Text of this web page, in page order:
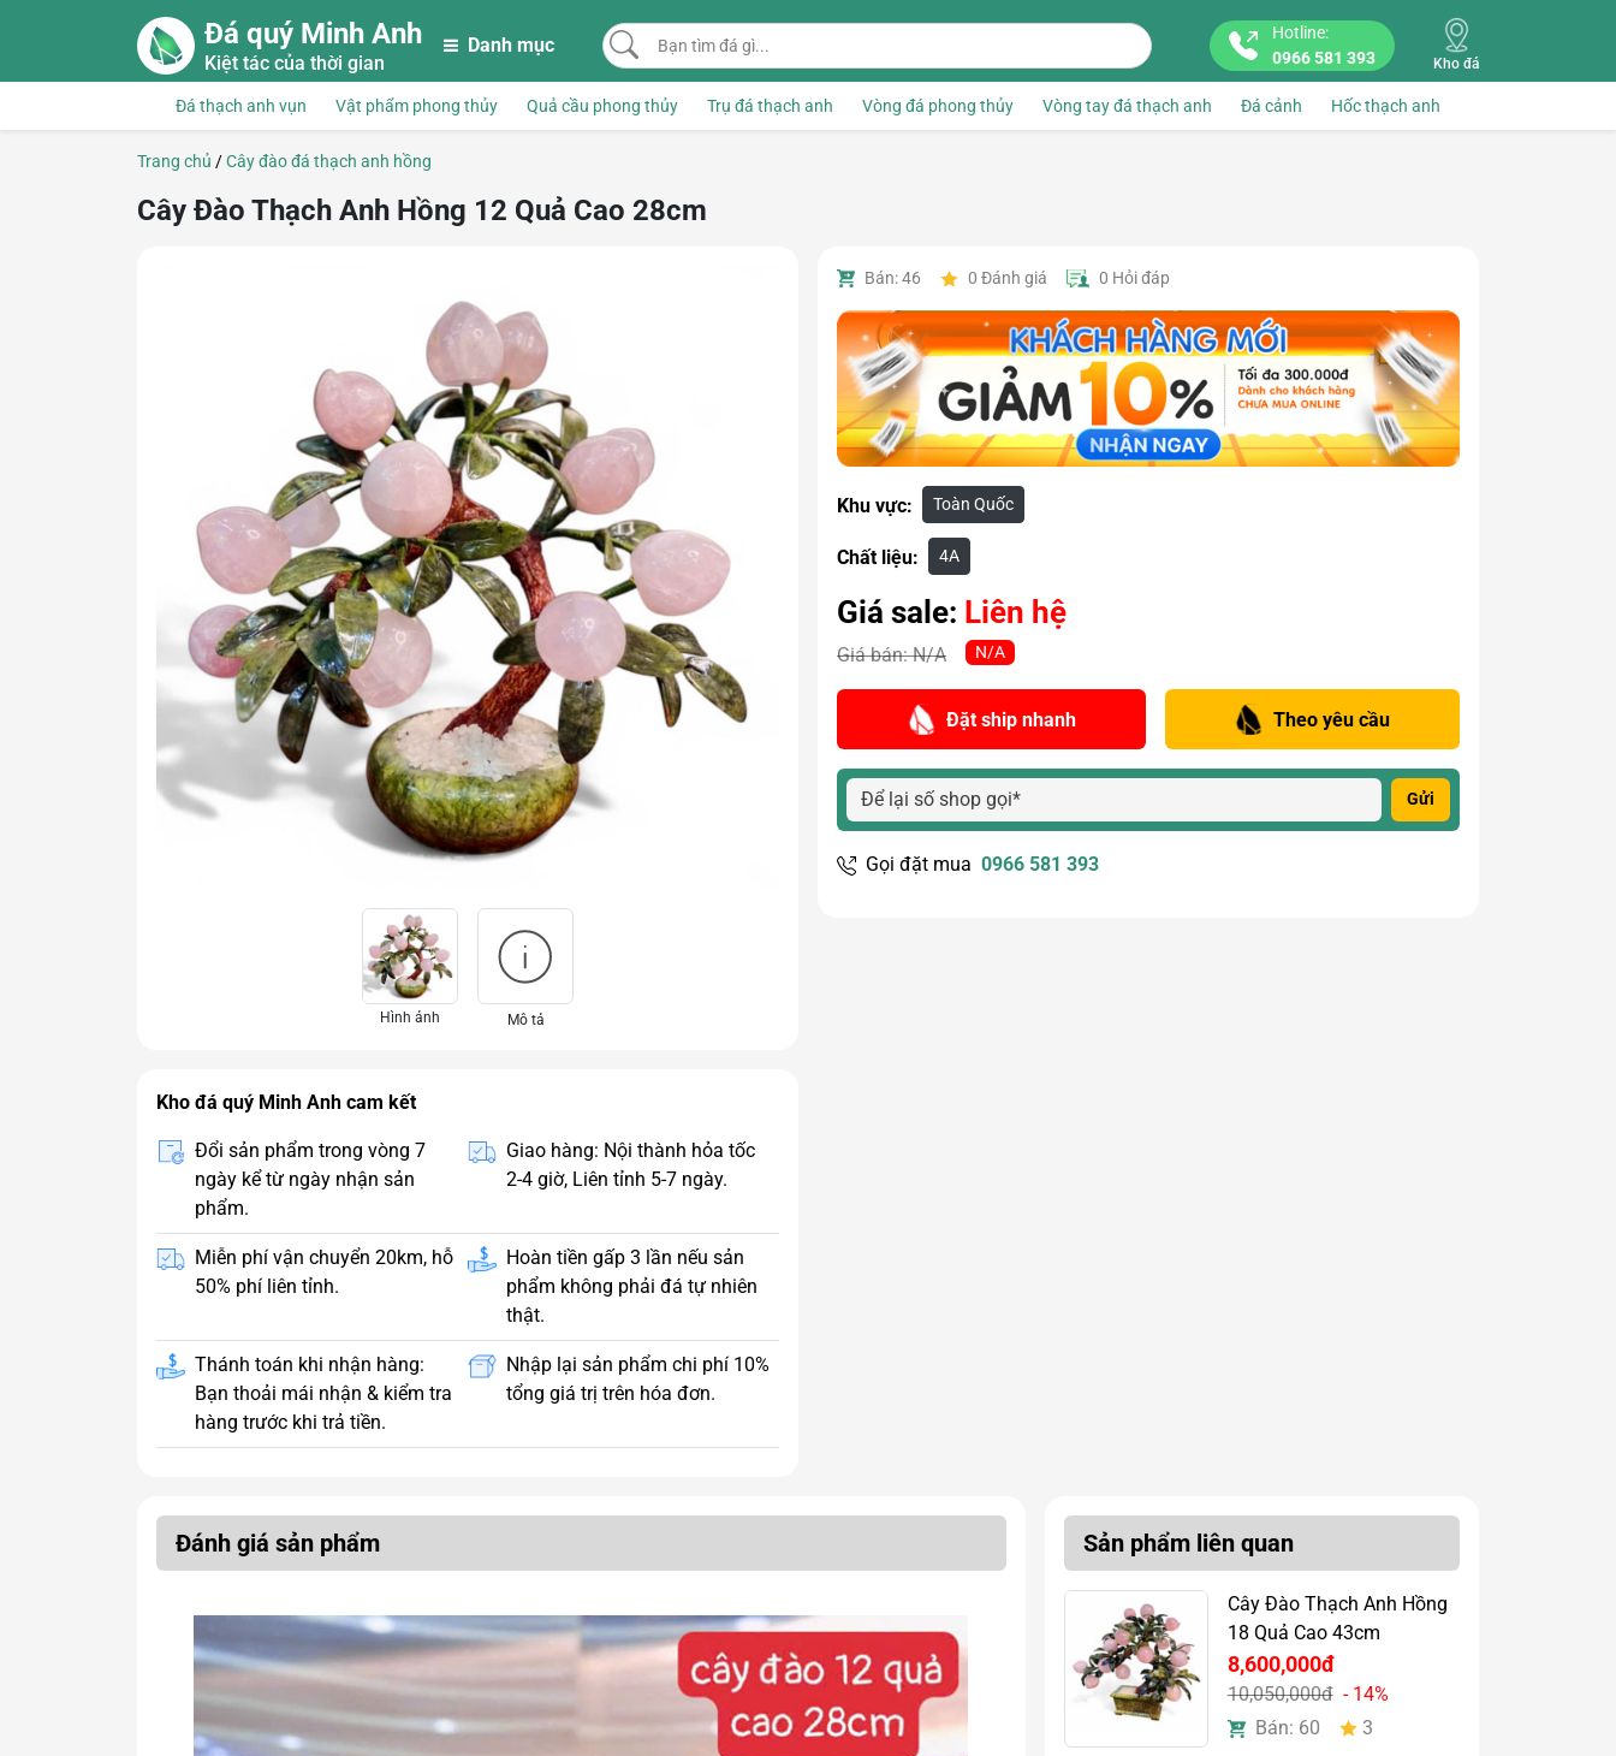
Skip to main content
Đá quý Minh Anh
Kiệt tác của thời gian
Danh mục Bạn tìm đá gì...
Hotline:
0966 581 393
Kho đá
Đá thạch anh vụn Vật phẩm phong thủy Quả cầu phong thủy Trụ đá thạch anh Vòng đá phong thủy Vòng tay đá thạch anh Đá cảnh Hốc thạch anh
Trang chủ /Cây đào đá thạch anh hồng
Cây Đào Thạch Anh Hồng 12 Quả Cao 28cm
Hình ảnh Mô tả
Kho đá quý Minh Anh cam kết
Đổi sản phẩm trong vòng 7
ngày kể từ ngày nhận sản
phẩm.
Giao hàng: Nội thành hỏa tốc
2-4 giờ, Liên tỉnh 5-7 ngày.
Miễn phí vận chuyển 20km, hỗ
50% phí liên tỉnh.
Hoàn tiền gấp 3 lần nếu sản
phẩm không phải đá tự nhiên
thật.
Thánh toán khi nhận hàng:
Bạn thoải mái nhận & kiểm tra
hàng trước khi trả tiền.
Nhập lại sản phẩm chi phí 10%
tổng giá trị trên hóa đơn.
Bán: 46 0 Đánh giá 0 Hỏi đáp
Khu vực: Toàn Quốc
Chất liệu: 4A
Giá sale: Liên hệ
Giá bán:N/A N/A
Đặt ship nhanh Theo yêu cầu
Gửi
Gọi đặt mua 0966 581 393
Đánh giá sản phẩm Sản phẩm liên quan
Cây Đào Thạch Anh Hồng
18 Quả Cao 43cm
8,600,000đ
10,050,000đ - 14%
Bán: 60
3